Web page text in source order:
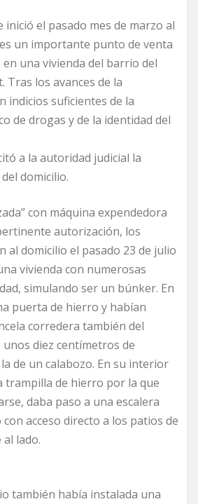
inició el pasado mes de marzo al
un importante punto de venta
una vivienda del barrio del
Tras los avances de la
indicios suficientes de la
de drogas y de la identidad del
a la autoridad judicial la
domicilio.
con máquina expendedora
autorización, los
al domicilio el pasado 23 de julio
vivienda con numerosas
simulando ser un búnker. En
puerta de hierro y habían
corredera también del
diez centímetros de
de un calabozo. En su interior
trampilla de hierro por la que
daba paso a una escalera
acceso directo a los patios de
lado.
también había instalada una